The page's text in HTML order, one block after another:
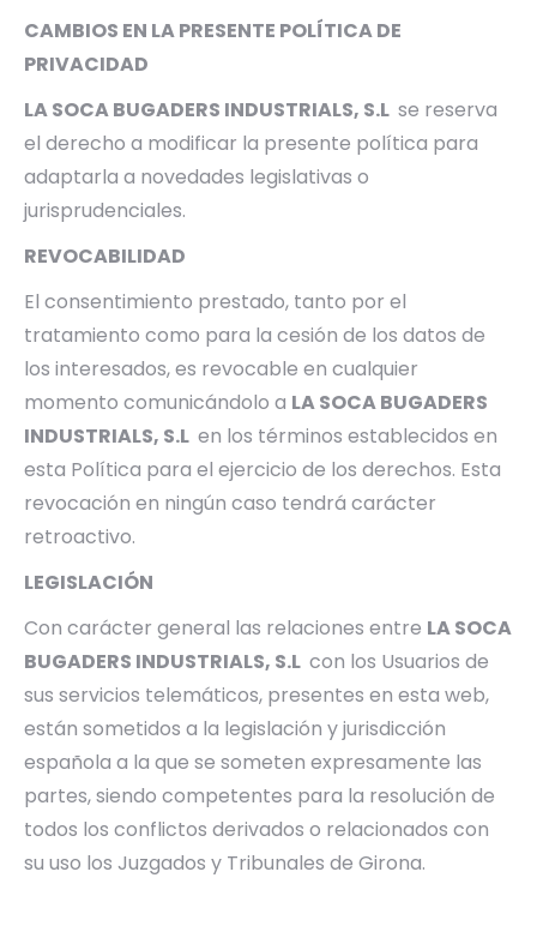
CAMBIOS EN LA PRESENTE POLÍTICA DE
PRIVACIDAD
LA SOCA BUGADERS INDUSTRIALS, S.L se reserva
el derecho a modificar la presente política para
adaptarla a novedades legislativas o
jurisprudenciales.
REVOCABILIDAD
El consentimiento prestado, tanto por el
tratamiento como para la cesión de los datos de
los interesados, es revocable en cualquier
momento comunicándolo a LA SOCA BUGADERS
INDUSTRIALS, S.L en los términos establecidos en
esta Política para el ejercicio de los derechos. Esta
revocación en ningún caso tendrá carácter
retroactivo.
LEGISLACIÓN
Con carácter general las relaciones entre LA SOCA
BUGADERS INDUSTRIALS, S.L con los Usuarios de
sus servicios telemáticos, presentes en esta web,
están sometidos a la legislación y jurisdicción
española a la que se someten expresamente las
partes, siendo competentes para la resolución de
todos los conflictos derivados o relacionados con
su uso los Juzgados y Tribunales de Girona.